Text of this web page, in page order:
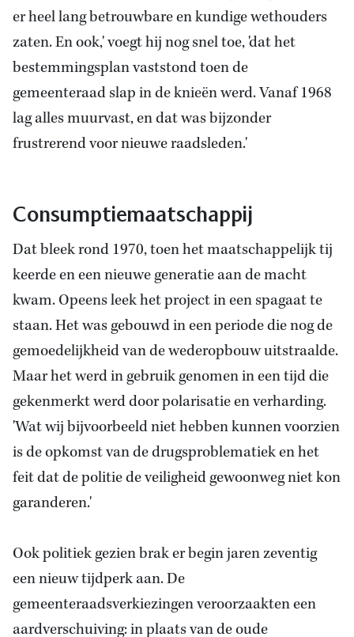
er heel lang betrouwbare en kundige wethouders
zaten. En ook,' voegt hij nog snel toe, 'dat het
bestemmingsplan vaststond toen de
gemeenteraad slap in de knieën werd. Vanaf 1968
lag alles muurvast, en dat was bijzonder
frustrerend voor nieuwe raadsleden.'
Consumptiemaatschappij
Dat bleek rond 1970, toen het maatschappelijk tij
keerde en een nieuwe generatie aan de macht
kwam. Opeens leek het project in een spagaat te
staan. Het was gebouwd in een periode die nog de
gemoedelijkheid van de wederopbouw uitstraalde.
Maar het werd in gebruik genomen in een tijd die
gekenmerkt werd door polarisatie en verharding.
'Wat wij bijvoorbeeld niet hebben kunnen voorzien
is de opkomst van de drugsproblematiek en het
feit dat de politie de veiligheid gewoonweg niet kon
garanderen.'
Ook politiek gezien brak er begin jaren zeventig
een nieuw tijdperk aan. De
gemeenteraadsverkiezingen veroorzaakten een
aardverschuiving: in plaats van de oude